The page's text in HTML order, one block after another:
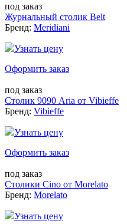
под заказ
Журнальный столик Belt
Бренд: Meridiani
Узнать цену
Оформить заказ
под заказ
Столик 9090 Aria от Vibieffe
Бренд: Vibieffe
Узнать цену
Оформить заказ
под заказ
Столики Cino от Morelato
Бренд: Morelato
Узнать цену